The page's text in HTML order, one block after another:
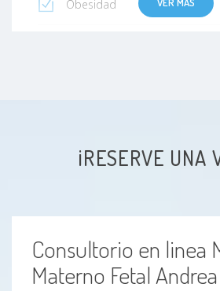
Obesidad
¡RESERVE UNA
Consultorio en linea
Materno Fetal